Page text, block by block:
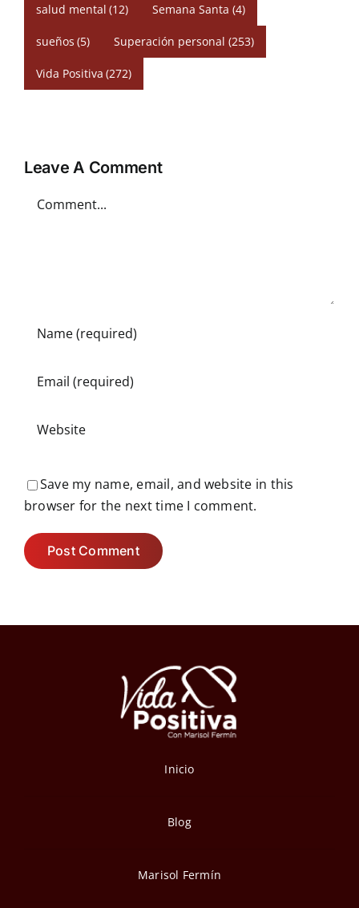
salud mental (12) Semana Santa (4)
sueños (5) Superación personal (253)
Vida Positiva (272)
Leave A Comment
Save my name, email, and website in this
browser for the next time I comment.
Inicio
Blog
Marisol Fermín